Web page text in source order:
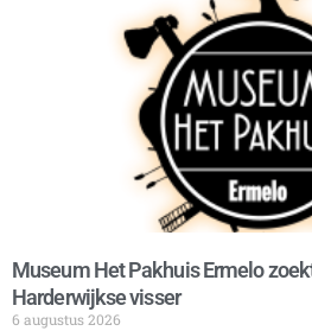
Museum Het Pakhuis Ermelo
Harderwijkse visser
6 augustus 2026